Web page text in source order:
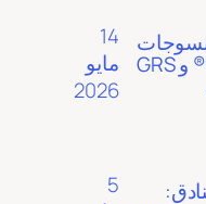
المنزلية: فهم OEKO-TEX® و GRS
14
مايو
2026